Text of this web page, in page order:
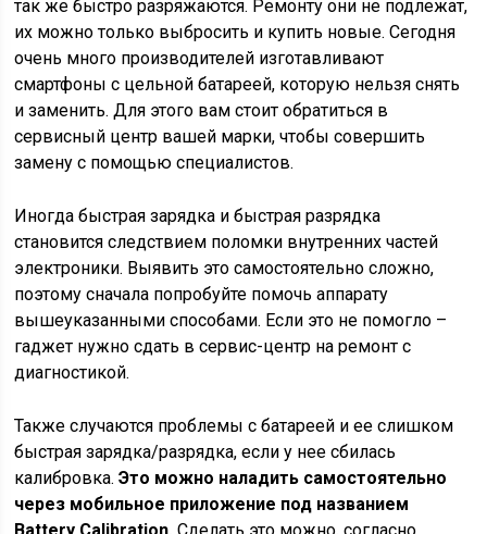
так же быстро разряжаются. Ремонту они не подлежат,
их можно только выбросить и купить новые. Сегодня
очень много производителей изготавливают
смартфоны с цельной батареей, которую нельзя снять
и заменить. Для этого вам стоит обратиться в
сервисный центр вашей марки, чтобы совершить
замену с помощью специалистов.
Иногда быстрая зарядка и быстрая разрядка
становится следствием поломки внутренних частей
электроники. Выявить это самостоятельно сложно,
поэтому сначала попробуйте помочь аппарату
вышеуказанными способами. Если это не помогло –
гаджет нужно сдать в сервис-центр на ремонт с
диагностикой.
Также случаются проблемы с батареей и ее слишком
быстрая зарядка/разрядка, если у нее сбилась
калибровка.Это можно наладить самостоятельно
через мобильное приложение под названием